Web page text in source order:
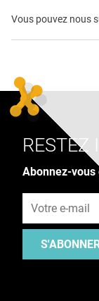
Vous pouvez nous
RESTEZ
Abonnez-